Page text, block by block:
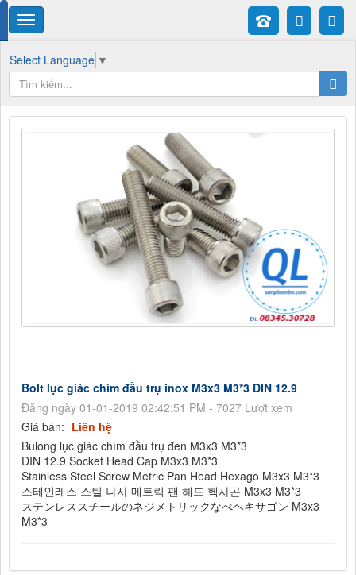
Select Language ▼
Bolt lục giác chìm đầu trụ inox M3x3 M3*3 DIN 12.9
Đăng ngày 01-01-2019 02:42:51 PM - 7027 Lượt xem
Giá bán: Liên hệ
Bulong lục giác chìm đầu trụ đen M3x3 M3*3
DIN 12.9 Socket Head Cap M3x3 M3*3
Stainless Steel Screw Metric Pan Head Hexago M3x3 M3*3
스테인레스 스틸 나사 메트릭 팬 헤드 헥사곤 M3x3 M3*3
ステンレススチールのネジメトリックなべヘキサゴン M3x3
M3*3